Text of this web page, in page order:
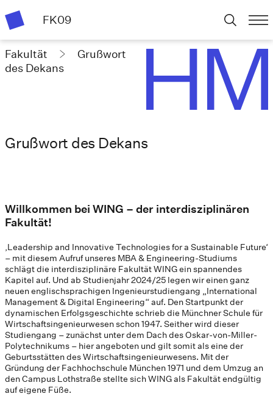
FK09
Fakultät
Grußwort
des Dekans
Grußwort des Dekans
Willkommen bei WING – der interdisziplinären
Fakultät!
‚Leadership and Innovative Technologies for a Sustainable Future‘
– mit diesem Aufruf unseres MBA & Engineering-Studiums
schlägt die interdisziplinäre Fakultät WING ein spannendes
Kapitel auf. Und ab Studienjahr 2024/25 legen wir einen ganz
neuen englischsprachigen Ingenieurstudiengang „International
Management & Digital Engineering“ auf. Den Startpunkt der
dynamischen Erfolgsgeschichte schrieb die Münchner Schule für
Wirtschaftsingenieurwesen schon 1947. Seither wird dieser
Studiengang – zunächst unter dem Dach des Oskar-von-Miller-
Polytechnikums – hier angeboten und gilt somit als eine der
Geburtsstätten des Wirtschaftsingenieurwesens. Mit der
Gründung der Fachhochschule München 1971 und dem Umzug an
den Campus Lothstraße stellte sich WING als Fakultät endgültig
auf eigene Füße.